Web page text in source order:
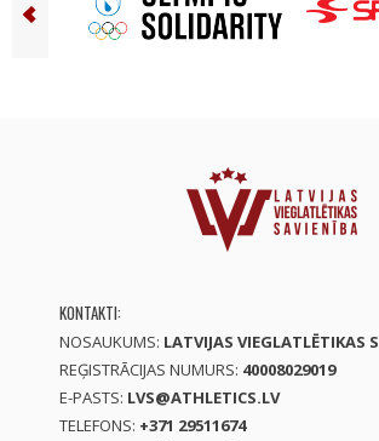
KONTAKTI:
NOSAUKUMS: LATVIJAS VIEGLATLĒTIKAS
REĢISTRĀCIJAS NUMURS: 40008029019
E-PASTS: LVS@ATHLETICS.LV
TELEFONS: +371 29511674